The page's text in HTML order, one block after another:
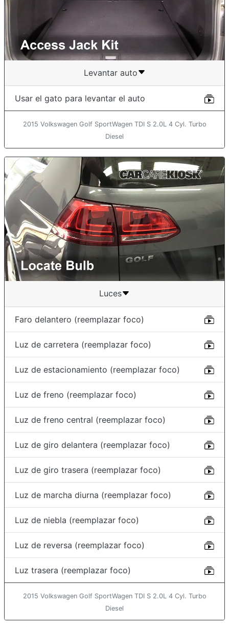
Levantar auto
Usar el gato para levantar el auto
2015 Volkswagen Golf SportWagen TDI S 2.0L 4 Cyl. Turbo
Diesel
Luces
Faro delantero (reemplazar foco)
Luz de carretera (reemplazar foco)
Luz de estacionamiento (reemplazar foco)
Luz de freno (reemplazar foco)
Luz de freno central (reemplazar foco)
Luz de giro delantera (reemplazar foco)
Luz de giro trasera (reemplazar foco)
Luz de marcha diurna (reemplazar foco)
Luz de niebla (reemplazar foco)
Luz de reversa (reemplazar foco)
Luz trasera (reemplazar foco)
2015 Volkswagen Golf SportWagen TDI S 2.0L 4 Cyl. Turbo
Diesel